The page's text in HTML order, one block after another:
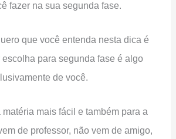
fazer na sua segunda fase.
que você entenda nesta dica é
para segunda fase é algo
de você.
mais fácil e também para a
de professor, não vem de amigo,